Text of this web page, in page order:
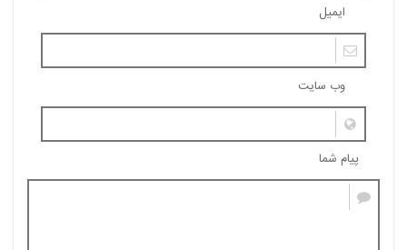
ایمیل
وب سایت
پیام شما